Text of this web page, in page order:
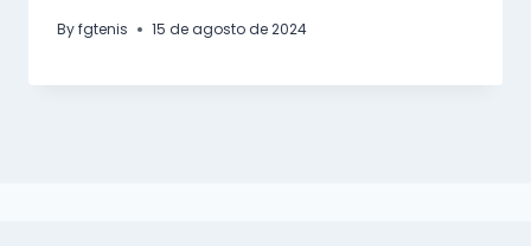
Byfgtenis 15 de agosto de 2024